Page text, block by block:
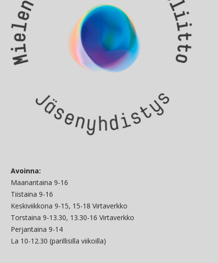
Avoinna:
Maanantaina 9-16
Tiistaina 9-16
Keskiviikkona 9-15, 15-18 Virtaverkko
Torstaina 9-13.30, 13.30-16 Virtaverkko
Perjantaina 9-14
La 10-12.30 (parillisilla viikoilla)